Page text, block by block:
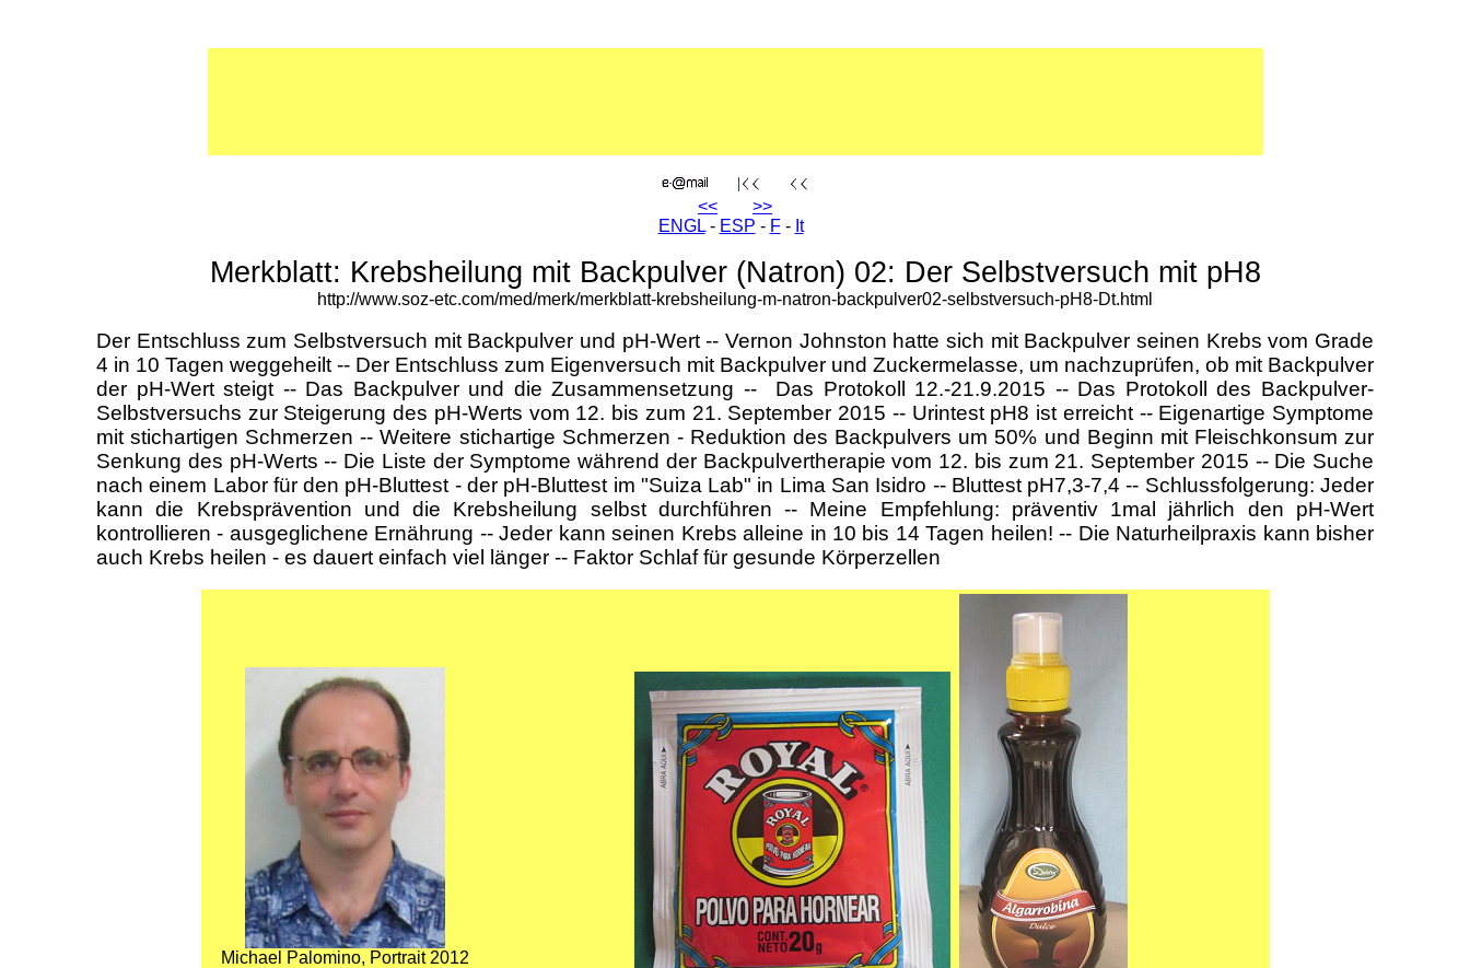
<<
>>
ENGL- ESP - F- It
Merkblatt: Krebsheilung mit Backpulver (Natron) 02: Der Selbstversuch mit pH8
http://www.soz-etc.com/med/merk/merkblatt-krebsheilung-m-natron-backpulver02-selbstversuch-pH8-Dt.html
Der Entschluss zum Selbstversuch mit Backpulver und pH-Wert -- Vernon Johnston hatte sich mit Backpulver seinen Krebs vom Grade
4 in 10 Tagen weggeheilt -- Der Entschluss zum Eigenversuch mit Backpulver und Zuckermelasse, um nachzuprüfen, ob mit Backpulver
der pH-Wert steigt -- Das Backpulver und die Zusammensetzung -- Das Protokoll 12.-21.9.2015 -- Das Protokoll des Backpulver-
Selbstversuchs zur Steigerung des pH-Werts vom 12. bis zum 21. September 2015 -- Urintest pH8 ist erreicht -- Eigenartige Symptome
mit stichartigen Schmerzen -- Weitere stichartige Schmerzen - Reduktion des Backpulvers um 50% und Beginn mit Fleischkonsum zur
Senkung des pH-Werts -- Die Liste der Symptome während der Backpulvertherapie vom 12. bis zum 21. September 2015 -- Die Suche
nach einem Labor für den pH-Bluttest - der pH-Bluttest im "Suiza Lab" in Lima San Isidro -- Bluttest pH7,3-7,4 -- Schlussfolgerung: Jeder
kann die Krebsprävention und die Krebsheilung selbst durchführen -- Meine Empfehlung: präventiv 1mal jährlich den pH-Wert
kontrollieren - ausgeglichene Ernährung -- Jeder kann seinen Krebs alleine in 10 bis 14 Tagen heilen! -- Die Naturheilpraxis kann bisher
auch Krebs heilen - es dauert einfach viel länger -- Faktor Schlaf für gesunde Körperzellen
Michael Palomino, Portrait 2012